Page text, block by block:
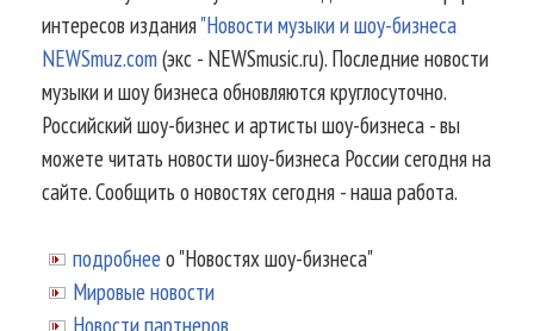
интересов издания"Новости музыки и шоу-бизнеса
NEWSmuz.com(экс - NEWSmusic.ru). Последние новости
музыки и шоу бизнеса обновляются круглосуточно.
Российский шоу-бизнес и артисты шоу-бизнеса - вы
можете читать новости шоу-бизнеса России сегодня на
сайте. Сообщить о новостях сегодня - наша работа.
подробнее о "Новостях шоу-бизнеса"
Мировые новости
Новости партнеров